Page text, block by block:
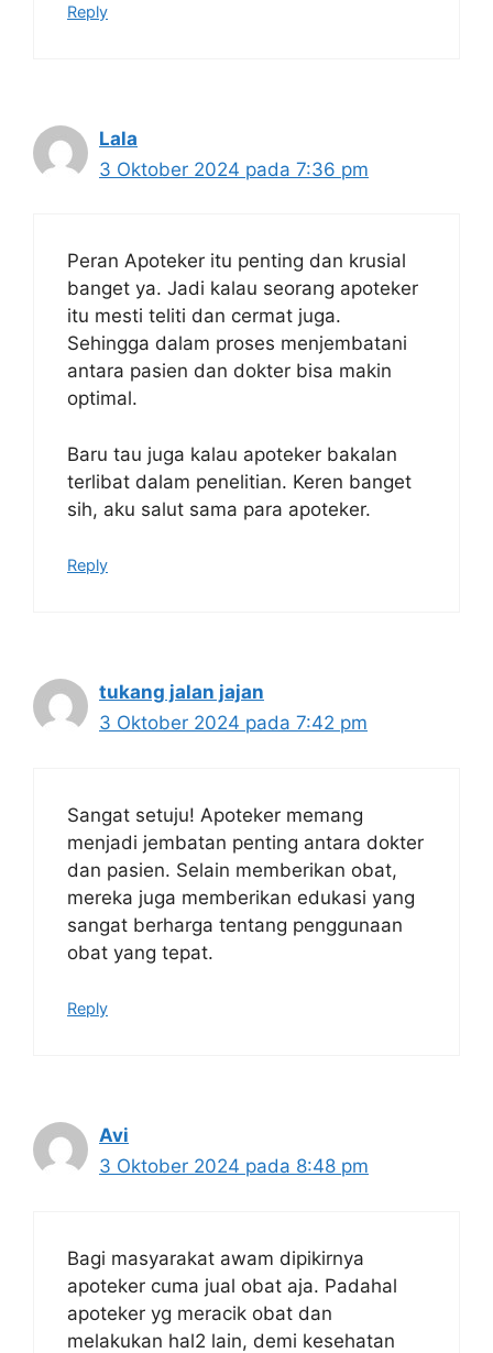
Reply
Lala
3 Oktober 2024 pada 7:36 pm
Peran Apoteker itu penting dan krusial
banget ya. Jadi kalau seorang apoteker
itu mesti teliti dan cermat juga.
Sehingga dalam proses menjembatani
antara pasien dan dokter bisa makin
optimal.
Baru tau juga kalau apoteker bakalan
terlibat dalam penelitian. Keren banget
sih, aku salut sama para apoteker.
Reply
tukang jalan jajan
3 Oktober 2024 pada 7:42 pm
Sangat setuju! Apoteker memang
menjadi jembatan penting antara dokter
dan pasien. Selain memberikan obat,
mereka juga memberikan edukasi yang
sangat berharga tentang penggunaan
obat yang tepat.
Reply
Avi
3 Oktober 2024 pada 8:48 pm
Bagi masyarakat awam dipikirnya
apoteker cuma jual obat aja. Padahal
apoteker yg meracik obat dan
melakukan hal2 lain, demi kesehatan